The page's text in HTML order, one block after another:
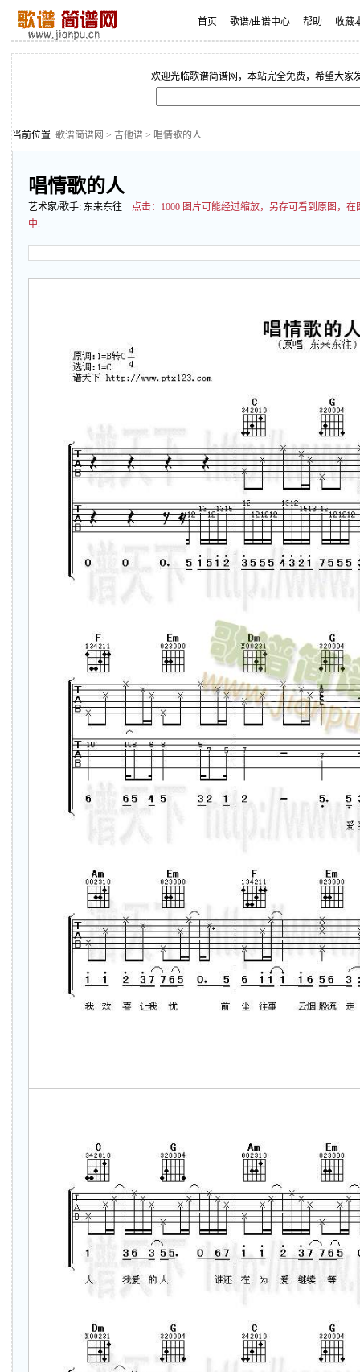
首页 - 歌谱/曲谱中心 - 帮助 - 收藏
欢迎光临歌谱简谱网，本站完全免费，希望大家
当前位置: 歌谱简谱网 > 吉他谱 > 唱情歌的人
唱情歌的人
艺术家/歌手: 东来东往 点击： 1000 图片可能经过缩放，另存可看到原图，
中.